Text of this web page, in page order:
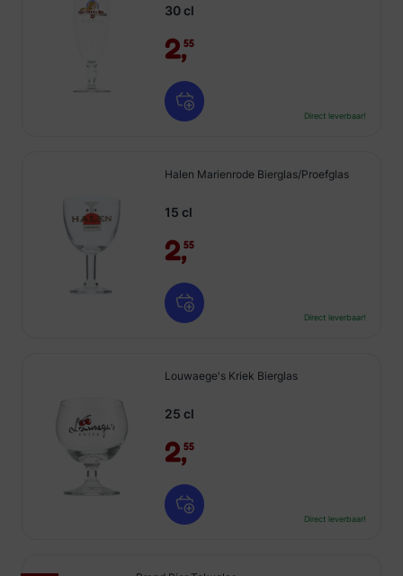
30 cl
2,55
Direct leverbaar!
Halen Marienrode Bierglas/Proefglas
15 cl
2,55
Direct leverbaar!
Louwaege's Kriek Bierglas
25 cl
2,55
Direct leverbaar!